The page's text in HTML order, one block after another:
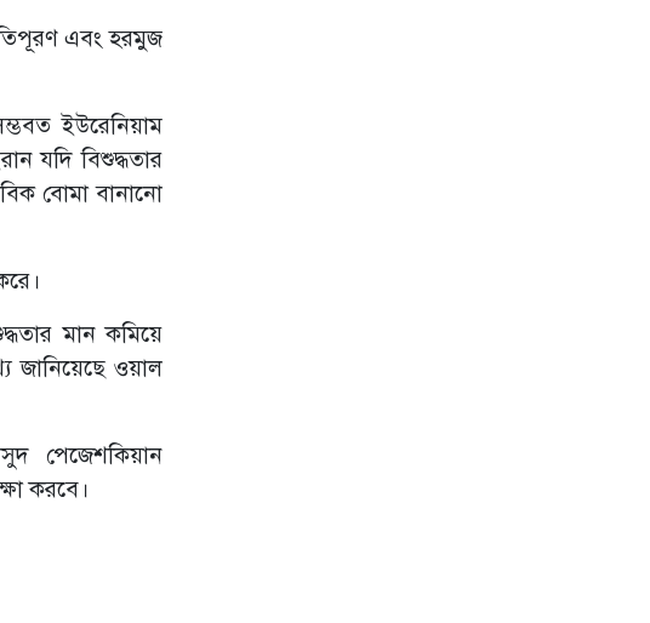
এবং হরমুজ
ইউরেনিয়াম
যদি বিশুদ্ধতার
বোমা বানানো
মান কমিয়ে
জানিয়েছে ওয়াল
পেজেশকিয়ান
করবে।